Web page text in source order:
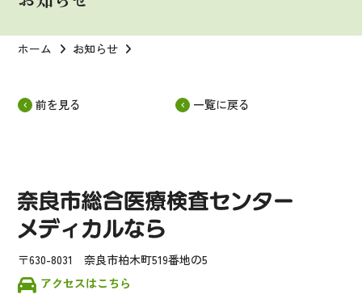
ホーム お知らせ
前を見る 一覧に戻る
〒630-8031 奈良市柏木町519番地の5
アクセスはこちら